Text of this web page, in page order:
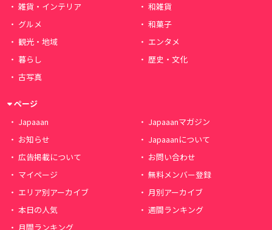
雑貨・インテリア
和雑貨
グルメ
和菓子
観光・地域
エンタメ
暮らし
歴史・文化
古写真
ページ
Japaaan
Japaaanマガジン
お知らせ
Japaaanについて
広告掲載について
お問い合わせ
マイページ
無料メンバー登録
エリア別アーカイブ
月別アーカイブ
本日の人気
週間ランキング
月間ランキング